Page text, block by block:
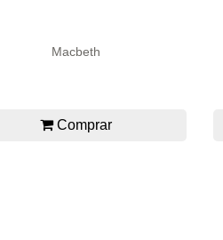
Macbeth
Comprar